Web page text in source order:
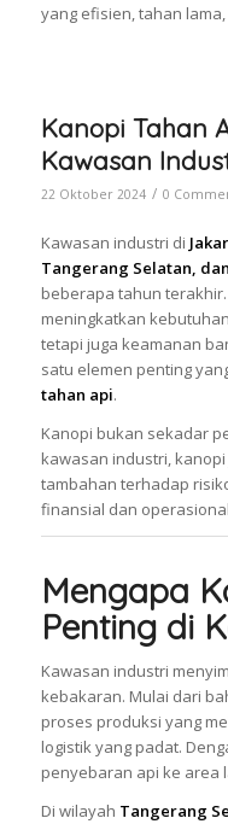
yang efisien, tahan
Kanopi Tahan
Kawasan
22 Oktober 2024 / 0
Kawasan industri di
Tangerang Selatan,
beberapa tahun
meningkatkan
tetapi juga keamanan
satu elemen penting
tahan api.
Kanopi bukan sekadar
kawasan industri,
tambahan terhadap
finansial dan
Mengapa
Penting di
Kawasan industri
kebakaran. Mulai dari
proses produksi yang
logistik yang padat.
penyebaran api ke area
Di wilayah Tangerang